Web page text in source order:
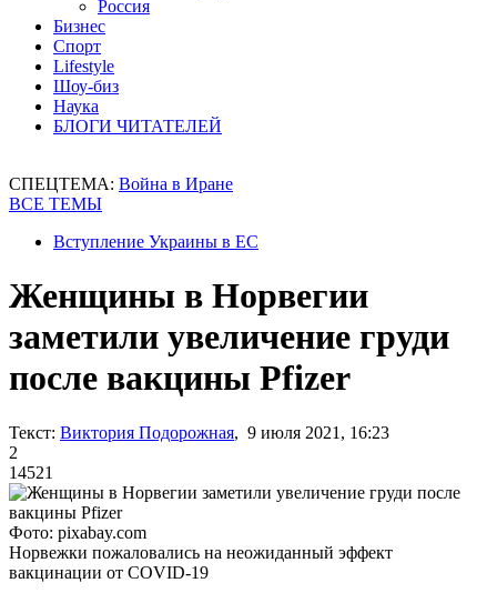
Россия
Бизнес
Спорт
Lifestyle
Шоу-биз
Наука
БЛОГИ ЧИТАТЕЛЕЙ
СПЕЦТЕМА: Война в Иране
ВСЕ ТЕМЫ
Вступление Украины в ЕС
Женщины в Норвегии
заметили увеличение груди
после вакцины Pfizer
Текст: Виктория Подорожная, 9 июля 2021, 16:23
2
14521
Фото: pixabay.com
Норвежки пожаловались на неожиданный эффект
вакцинации от COVID-19